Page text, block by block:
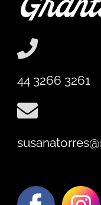
44 3266 3261